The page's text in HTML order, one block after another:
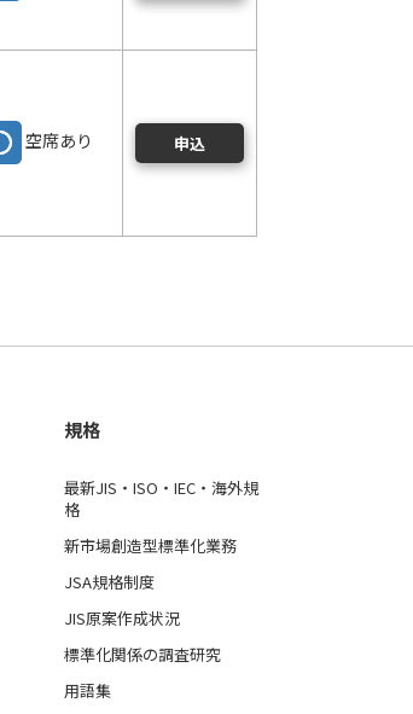
空席あり 申込
規格
最新JIS・ISO・IEC・海外規
格
新市場創造型標準化業務
JSA規格制度
JIS原案作成状況
標準化関係の調査研究
用語集